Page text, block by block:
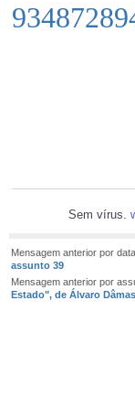
Sem vírus.
Mensagem anterior por
assunto 39
Mensagem anterior por
Estado", de Álvaro